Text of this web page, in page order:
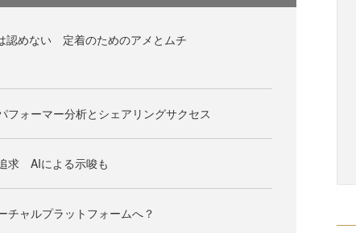
認めない 定着のためのアメとムチ
ォーマー分析とシェアリングサクセス
求 AIによる示唆も
チャルプラットフォームへ？